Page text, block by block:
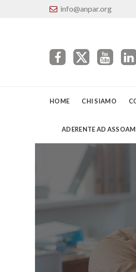
info@anpar.org
HOME CHI SIAMO
ADERENTE AD